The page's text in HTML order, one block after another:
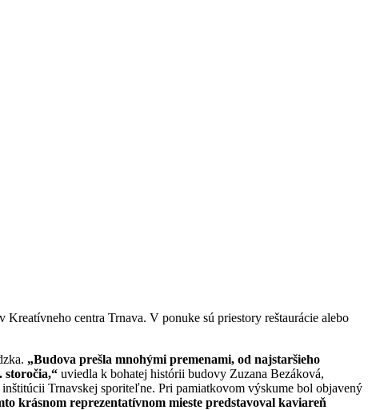
centra Trnava. V ponuke sú priestory reštaurácie alebo
„Budova prešla mnohými premenami, od najstaršieho
storočia,“ uviedla k bohatej histórii budovy Zuzana Bezáková,
Trnavskej sporiteľne. Pri pamiatkovom výskume bol objavený
krásnom reprezentatívnom mieste predstavoval kaviareň